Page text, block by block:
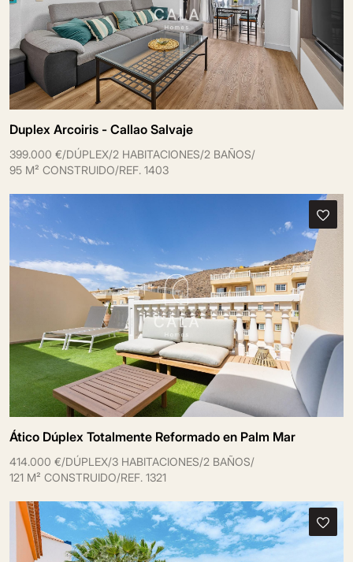
Duplex Arcoiris - Callao Salvaje
399.000 €/DÚPLEX/2 HABITACIONES/2 BAÑOS/
95 M² CONSTRUIDO/REF. 1403
Ático Dúplex Totalmente Reformado en Palm Mar
414.000 €/DÚPLEX/3 HABITACIONES/2 BAÑOS/
121 M² CONSTRUIDO/REF. 1321